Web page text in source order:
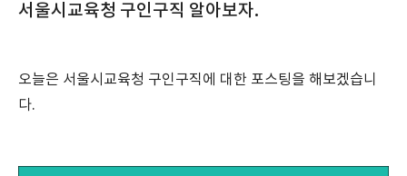
서울시교육청 구인구직 알아보자.
오늘은 서울시교육청 구인구직에 대한 포스팅을 해보겠습니
다.